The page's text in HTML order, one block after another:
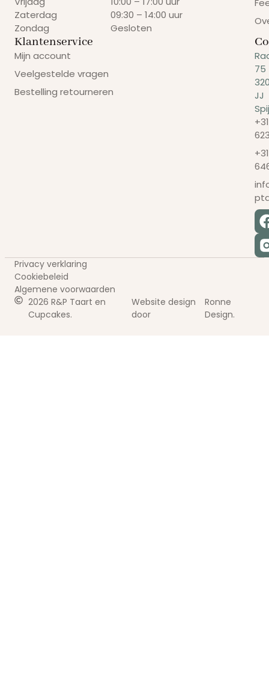
Zaterdag
Zondag
09:30 – 14:00 uur
Gesloten
Klantenservice
Mijn account
Veelgestelde vragen
Bestelling retourneren
75
JJ
2026 R&P Taart en
Cupcakes.
Website design
door
Ronne
Design.
Privacy verklaring
Cookiebeleid
Algemene voorwaarden